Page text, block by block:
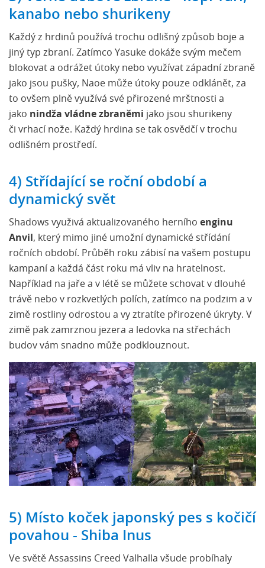
kanabo nebo shurikeny
Každý z hrdinů používá trochu odlišný způsob boje a
jiný typ zbraní. Zatímco Yasuke dokáže svým mečem
blokovat a odrážet útoky nebo využívat západní zbraně
jako jsou pušky, Naoe může útoky pouze odklánět, za
to ovšem plně využívá své přirozené mrštnosti a
jako nindža vládne zbraněmi jako jsou shurikeny
či vrhací nože. Každý hrdina se tak osvědčí v trochu
odlišném prostředí.
4) Střídající se roční období a
dynamický svět
Shadows využivá aktualizovaného herního enginu
Anvil , který mimo jiné umožní dynamické střídání
ročních období. Průběh roku zábisí na vašem postupu
kampaní a každá část roku má vliv na hratelnost.
Například na jaře a v létě se můžete schovat v dlouhé
trávě nebo v rozkvetlých polích, zatímco na podzim a v
zimě rostliny odrostou a vy ztratíte přirozené úkryty. V
zimě pak zamrznou jezera a ledovka na střechách
budov vám snadno může podklouznout.
5) Místo koček japonský pes s kočičí
povahou - Shiba Inus
Ve světě Assassins Creed Valhalla všude probíhaly